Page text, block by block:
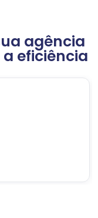
agência
eficiência